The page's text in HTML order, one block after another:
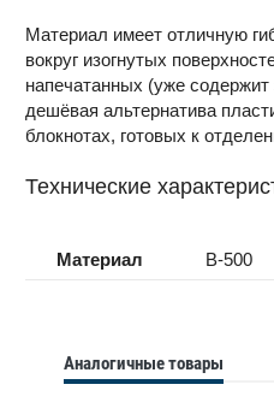
Материал имеет отличную
вокруг изогнутых
напечатанных (уже
дешёвая альтернатива
блокнотах, готовых к
Технические
Материал B-500
Аналогичные товары